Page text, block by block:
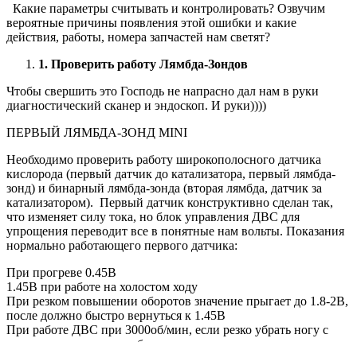
Какие параметры считывать и контролировать? Озвучим
вероятные причины появления этой ошибки и какие
действия, работы, номера запчастей нам светят?
1. Проверить работу Лямбда-Зондов
Чтобы свершить это Господь не напрасно дал нам в руки
диагностический сканер и эндоскоп. И руки))))
ПЕРВЫЙ ЛЯМБДА-ЗОНД MINI
Необходимо проверить работу широкополосного датчика
кислорода (первый датчик до катализатора, первый лямбда-
зонд) и бинарный лямбда-зонда (вторая лямбда, датчик за
катализатором). Первый датчик конструктивно сделан так,
что изменяет силу тока, но блок управления ДВС для
упрощения переводит все в понятные нам вольты. Показания
нормально работающего первого датчика:
При прогреве 0.45В
1.45В при работе на холостом ходу
При резком повышении оборотов значение прыгает до 1.8-2В,
после должно быстро вернуться к 1.45В
При работе ДВС при 3000об/мин, если резко убрать ногу с